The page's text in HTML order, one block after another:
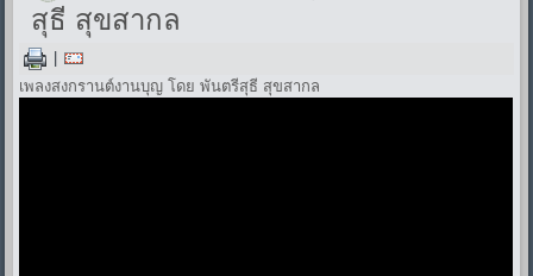
สุธี สุขสากล
|
เพลงสงกรานต์งานบุญ โดย พันตรีสุธี สุขสากล